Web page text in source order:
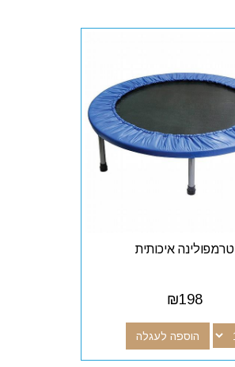
טרמפולינה איכותית
₪198
הוספה לעגלה